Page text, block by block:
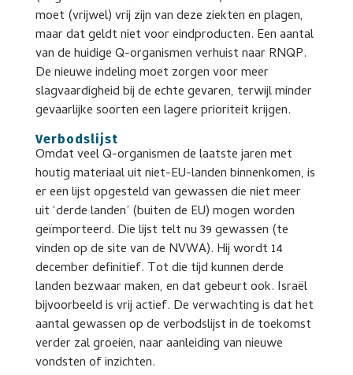
moet (vrijwel) vrij zijn van deze ziekten en plagen,
maar dat geldt niet voor eindproducten. Een aantal
van de huidige Q-organismen verhuist naar RNQP.
De nieuwe indeling moet zorgen voor meer
slagvaardigheid bij de echte gevaren, terwijl minder
gevaarlijke soorten een lagere prioriteit krijgen.
Verbodslijst
Omdat veel Q-organismen de laatste jaren met
houtig materiaal uit niet-EU-landen binnenkomen, is
er een lijst opgesteld van gewassen die niet meer
uit ‘derde landen’ (buiten de EU) mogen worden
geïmporteerd. Die lijst telt nu 39 gewassen (te
vinden op de site van de NVWA). Hij wordt 14
december definitief. Tot die tijd kunnen derde
landen bezwaar maken, en dat gebeurt ook. Israël
bijvoorbeeld is vrij actief. De verwachting is dat het
aantal gewassen op de verbodslijst in de toekomst
verder zal groeien, naar aanleiding van nieuwe
vondsten of inzichten.